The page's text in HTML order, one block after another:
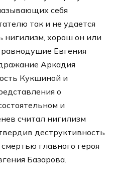
себя
так и не удается
нигилизм, хорош он или
Евгения
Аркадия
Кукшиной и
о
и
считал нигилизм
деструктивность
главного героя
Базарова.